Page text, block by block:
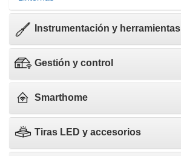
Instrumentación y herramientas
Gestión y control
Smarthome
Tiras LED y accesorios